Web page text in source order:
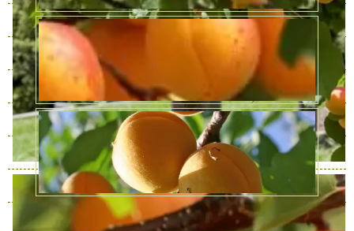
3 года 999 руб.
В наличии
4 года 1590 руб.
В наличии
5 лет 4990 руб.
В наличии
6 лет 6450 руб.
В наличии
7 лет 7740 руб.
В наличии
8 лет 9890 руб.
9 лет 12040 руб.
В наличии